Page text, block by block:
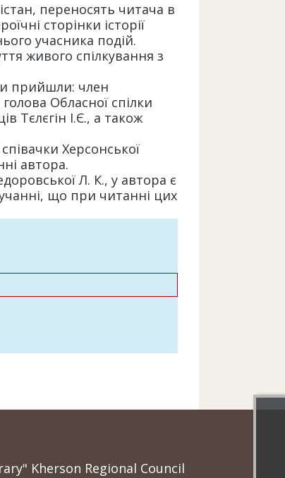
переносять читача в
сторінки історії
учасника подій.
живого спілкування з
прийшли: член
Обласної спілки
Тєлєгін І.Є., а також
Херсонської
автора.
Л. К., у автора є
що при читанні цих
Kherson Regional Council